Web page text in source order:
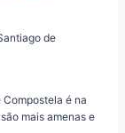
de
é na
mais amenas e